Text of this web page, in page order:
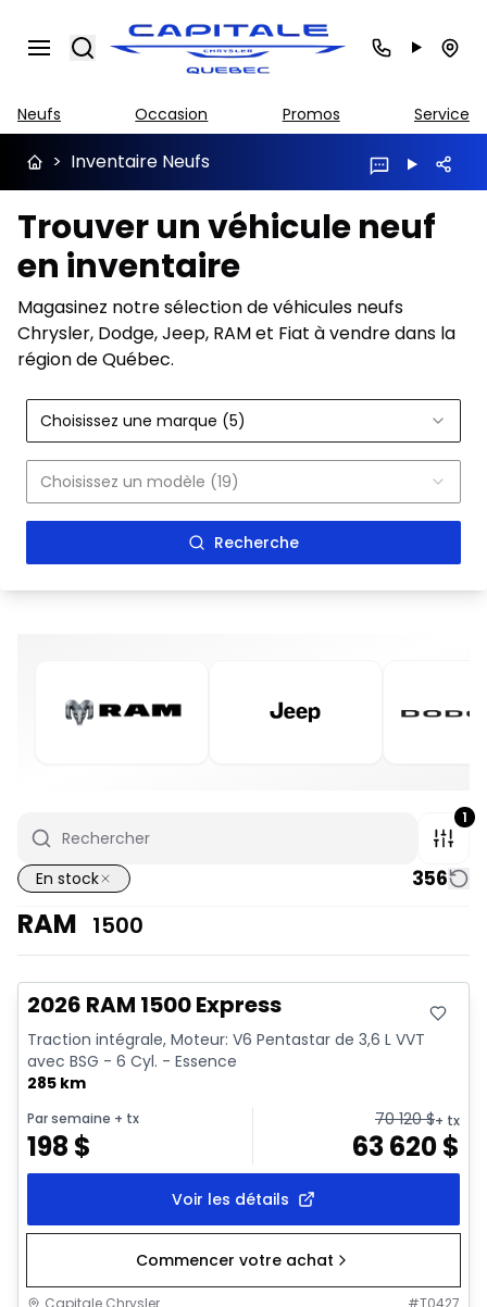
Search
Neufs Occasion Promos Service
> Inventaire Neufs
Trouver un véhicule neuf
en inventaire
Magasinez notre sélection de véhicules neufs
Chrysler, Dodge, Jeep, RAM et Fiat à vendre dans la
région de Québec.
Choisissez une marque (5)
Choisissez un modèle (19)
Recherche
1
En stock 356
RAM 1500
En stock
2026 RAM 1500 Express
Traction intégrale, Moteur: V6 Pentastar de 3,6 L VVT
avec BSG - 6 Cyl. - Essence
285 km
Par semaine + tx
198 $
70 120$+ tx
63 620$
Voir les détails
Commencer votre achat
Capitale Chrysler #T0427